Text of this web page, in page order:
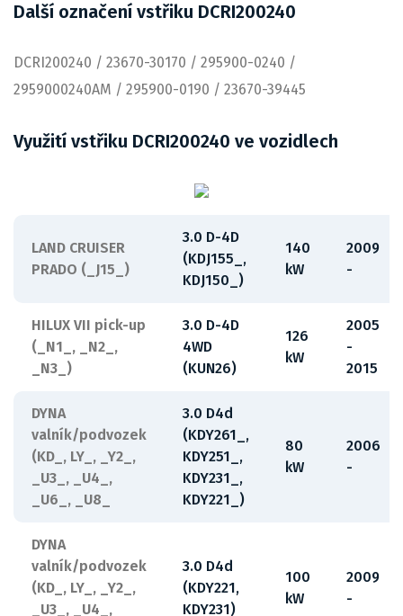
Další označení vstřiku DCRI200240
DCRI200240 / 23670-30170 / 295900-0240 /
2959000240AM / 295900-0190 / 23670-39445
Využití vstřiku DCRI200240 ve vozidlech
LAND CRUISER
PRADO (_J15_)
3.0 D-4D
(KDJ155_,
KDJ150_)
140
kW
2009
-
HILUX VII pick-up
(_N1_, _N2_,
_N3_)
3.0 D-4D
4WD
(KUN26)
126
kW
2005
-
2015
DYNA
valník/podvozek
(KD_, LY_, _Y2_,
_U3_, _U4_,
_U6_, _U8_
3.0 D4d
(KDY261_,
KDY251_,
KDY231_,
KDY221_)
80
kW
2006
-
DYNA
valník/podvozek
(KD_, LY_, _Y2_,
_U3_, _U4_,
3.0 D4d
(KDY221,
KDY231)
100
kW
2009
-